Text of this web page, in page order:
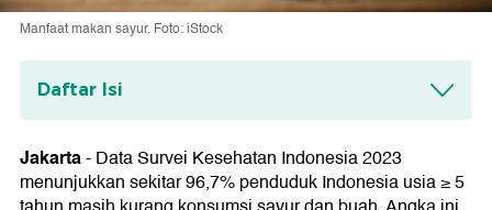
Manfaat makan sayur. Foto: iStock
Daftar Isi
1. Sayur Bantu Menjaga Ritme Pencernaan
2. Sayur Kaya Kandungan Vitamin dan
Mineral
Jakarta-Data Survei Kesehatan Indonesia 2023
menunjukkan sekitar 96,7% penduduk Indonesia usia ≥ 5